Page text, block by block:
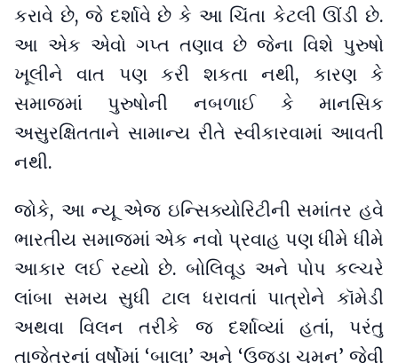
કરાવે છે, જે દર્શાવે છે કે આ ચિંતા કેટલી ઊંડી છે.
આ એક એવો ગપ્ત તણાવ છે જેના વિશે પુરુષો
ખૂલીને વાત પણ કરી શકતા નથી, કારણ કે
સમાજમાં પુરુષોની નબળાઈ કે માનસિક
અસુરક્ષિતતાને સામાન્ય રીતે સ્વીકારવામાં આવતી
નથી.
જોકે, આ ન્યૂ એજ ઇન્સિક્યોરિટીની સમાંતર હવે
ભારતીય સમાજમાં એક નવો પ્રવાહ પણ ધીમે ધીમે
આકાર લઈ રહ્યો છે. બોલિવૂડ અને પોપ કલ્ચરે
લાંબા સમય સુધી ટાલ ધરાવતાં પાત્રોને કૉમેડી
અથવા વિલન તરીકે જ દર્શાવ્યાં હતાં, પરંતુ
તાજેતરનાં વર્ષોમાં ‘બાલા’ અને ‘ઉજડા ચમન’ જેવી